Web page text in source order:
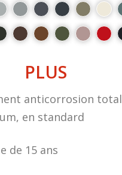
PLUS
anticorrosion total
en standard
de 15 ans